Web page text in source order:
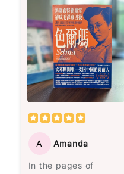
Also… random side
effect: this book
made me curious
about Port wine
Anyway, I don’t want
to give too much
away. But this is one
of those books that
doesn’t just end when
you finish it. It kind of
follows you for a
I don’t have many
“favorite books”… but
作為亞洲人，我知道自
己面對糖尿病的風險比
其他族群更高。 這本書
不僅幫助我穩定血糖，
還激勵我更加注重健
康，並且能在繁忙的生
活中輕鬆融入這些簡單
而有效的策略。如果你
跟我一樣忙碌，又擔心
糖尿病風險，這本書真
的是值得一讀！
address
administrative
shortcomings, the
meeting escalated
into a political storm
following a letter from
General Peng Dehuai,
who criticized many
of Mao's policies. The
book provides a
revealing glimpse into
struggles within the
Chinese Communist
A Amanda
In the pages of